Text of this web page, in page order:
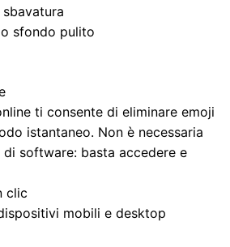
sfondo pulito
ti consente di eliminare emoji
istantaneo. Non è necessaria
software: basta accedere e
clic
mobili e desktop